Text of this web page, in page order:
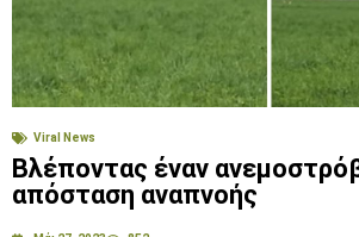
Viral News
Βλέποντας έναν
απόσταση αναπνοής